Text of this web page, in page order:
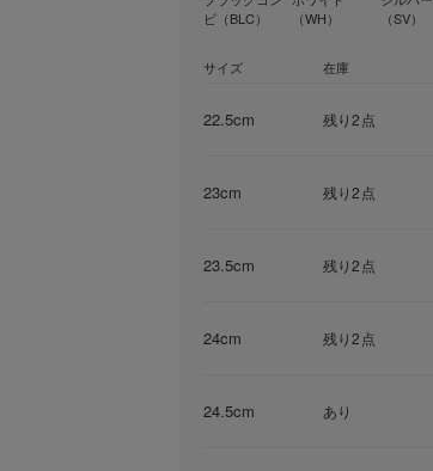
ビ（BLC）
（WH）
（SV）
サイズ 在庫
22.5cm 残り2点
23cm 残り2点
23.5cm 残り2点
24cm 残り2点
24.5cm あり